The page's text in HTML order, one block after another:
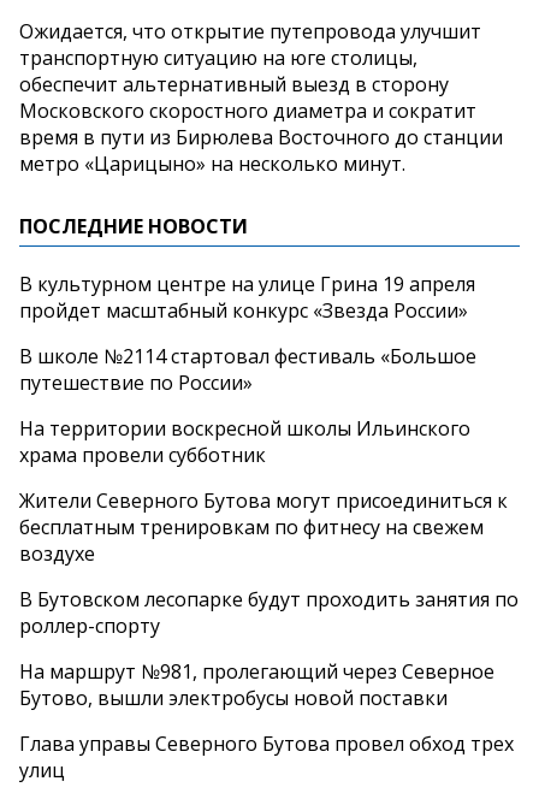
Ожидается, что открытие путепровода улучшит
транспортную ситуацию на юге столицы,
обеспечит альтернативный выезд в сторону
Московского скоростного диаметра и сократит
время в пути из Бирюлева Восточного до станции
метро «Царицыно» на несколько минут.
ПОСЛЕДНИЕ НОВОСТИ
В культурном центре на улице Грина 19 апреля
пройдет масштабный конкурс «Звезда России»
В школе №2114 стартовал фестиваль «Большое
путешествие по России»
На территории воскресной школы Ильинского
храма провели субботник
Жители Северного Бутова могут присоединиться к
бесплатным тренировкам по фитнесу на свежем
воздухе
В Бутовском лесопарке будут проходить занятия по
роллер-спорту
На маршрут №981, пролегающий через Северное
Бутово, вышли электробусы новой поставки
Глава управы Северного Бутова провел обход трех
улиц